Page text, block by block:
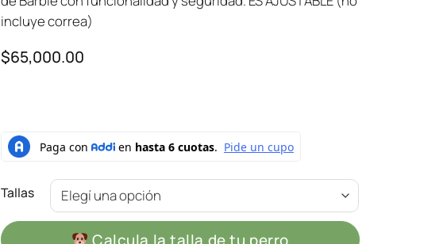
incluye correa)
$65,000.00
Tallas
Calcula la talla de tu perro